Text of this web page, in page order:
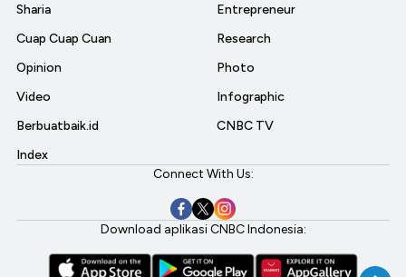
Sharia
Cuap Cuap Cuan
Opinion
Video
Berbuatbaik.id
Index
Entrepreneur
Research
Photo
Infographic
CNBC TV
Connect With Us:
Download aplikasi CNBC Indonesia: